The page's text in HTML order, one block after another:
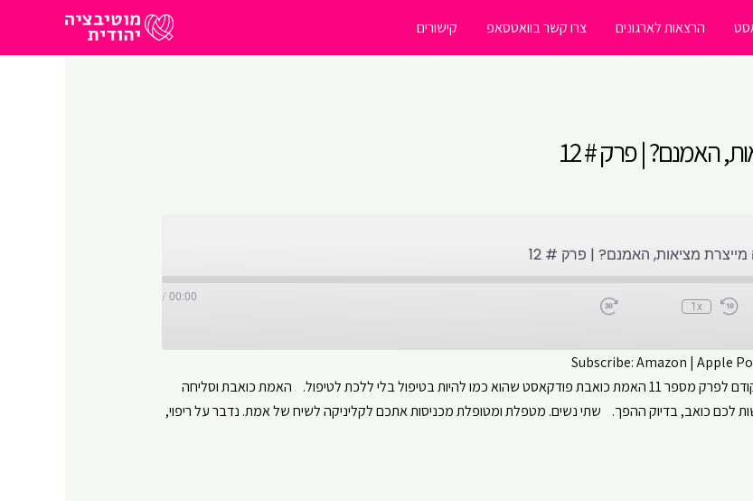
הרצאות לארגונים צרו קשר בוואטסאפ קישורים
האמנם? | פרק # 12
מציאות, האמנם? | פרק # 12
1x
00:00
/
Apple Podcasts
CastBox
Spotify
YouTube
Subscribe:Amazon |Apple
ביקשתם, קיבלתם! מחשבות - חלק שני. ** מומלץ להאזין קודם לפרק מספר 11 האמת כואבת פודקאסט שהוא כמו להיות בטיפול בלי ללכת לטיפול. האמת כואבת וסליחה
כואב, בדיוק ההפך. שתי נשים. מטפלת ומטופלת מכניסות אתכם לקליניקה לשיח של אמת. נדבר על ריפוי,